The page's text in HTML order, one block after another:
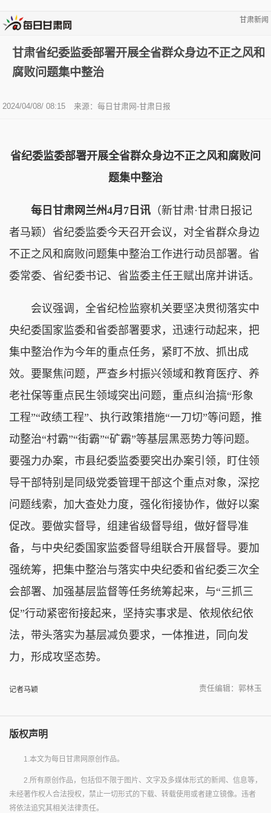
甘肃新闻
甘肃省纪委监委部署开展全省群众身边不正之风和
腐败问题集中整治
2024/04/08/ 08:15 来源：每日甘肃网-甘肃日报
省纪委监委部署开展全省群众身边不正之风和腐败问
题集中整治
每日甘肃网兰州4月7日讯 （新甘肃·甘肃日报记
者马颖）省纪委监委今天召开会议，对全省群众身边
不正之风和腐败问题集中整治工作进行动员部署。省
委常委、省纪委书记、省监委主任王赋出席并讲话。
会议强调，全省纪检监察机关要坚决贯彻落实中
央纪委国家监委和省委部署要求，迅速行动起来，把
集中整治作为今年的重点任务，紧盯不放、抓出成
效。要聚焦问题，严查乡村振兴领域和教育医疗、养
老社保等重点民生领域突出问题，重点纠治搞“形象
工程”“政绩工程”、执行政策措施“一刀切”等问题，推
动整治“村霸”“街霸”“矿霸”等基层黑恶势力等问题。
要强力办案，市县纪委监委要突出办案引领，盯住领
导干部特别是同级党委管理干部这个重点对象，深挖
问题线索，加大查处力度，强化衔接协作，做好以案
促改。要做实督导，组建省级督导组，做好督导准
备，与中央纪委国家监委督导组联合开展督导。要加
强统筹，把集中整治与落实中央纪委和省纪委三次全
会部署、加强基层监督等任务统筹起来，与“三抓三
促”行动紧密衔接起来，坚持实事求是、依规依纪依
法，带头落实为基层减负要求，一体推进，同向发
力，形成攻坚态势。
记者马颖 责任编辑：郭林玉
版权声明
1.本文为每日甘肃网原创作品。
2.所有原创作品，包括但不限于图片、文字及多媒体形式的新闻、信息等，
未经著作权人合法授权，禁止一切形式的下载、转载使用或者建立镜像。违者
将依法追究其相关法律责任。